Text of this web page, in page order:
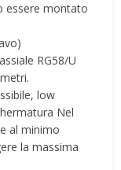
essere montato
RG58/U
low
Nel
al minimo
la massima